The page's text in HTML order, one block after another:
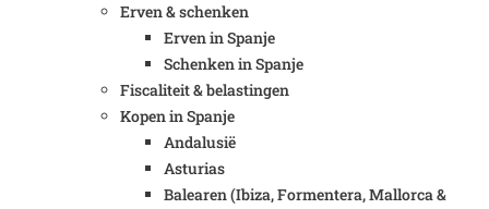
Erven & schenken
Erven in Spanje
Schenken in Spanje
Fiscaliteit & belastingen
Kopen in Spanje
Andalusië
Asturias
Balearen (Ibiza, Formentera, Mallorca &